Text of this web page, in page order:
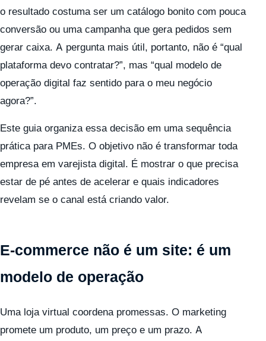
o resultado costuma ser um catálogo bonito com pouca
conversão ou uma campanha que gera pedidos sem
gerar caixa. A pergunta mais útil, portanto, não é “qual
plataforma devo contratar?”, mas “qual modelo de
operação digital faz sentido para o meu negócio
agora?”.
Este guia organiza essa decisão em uma sequência
prática para PMEs. O objetivo não é transformar toda
empresa em varejista digital. É mostrar o que precisa
estar de pé antes de acelerar e quais indicadores
revelam se o canal está criando valor.
E-commerce não é um site: é um
modelo de operação
Uma loja virtual coordena promessas. O marketing
promete um produto, um preço e um prazo. A